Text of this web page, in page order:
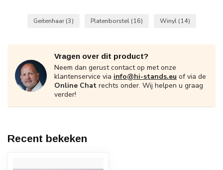
Geitenhaar (3) Platenborstel (16) Winyl (14)
Vragen over dit product?
Neem dan gerust contact op met onze
klantenservice via info@hi-stands.eu of via de
Online Chat rechts onder. Wij helpen u graag
verder!
Recent bekeken